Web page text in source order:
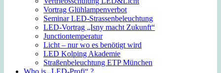
Vortrag Glühlampenverbot
Seminar LED-Strassenbeleuchtung
LED-Vortrag „Isny macht Zukunft“
Junctiontemperatur
Licht – nur wo es benötigt wird
LED Kolping Akademie
Straßenbeleuchtung ETP München
Who is „LED-Profi“ ?